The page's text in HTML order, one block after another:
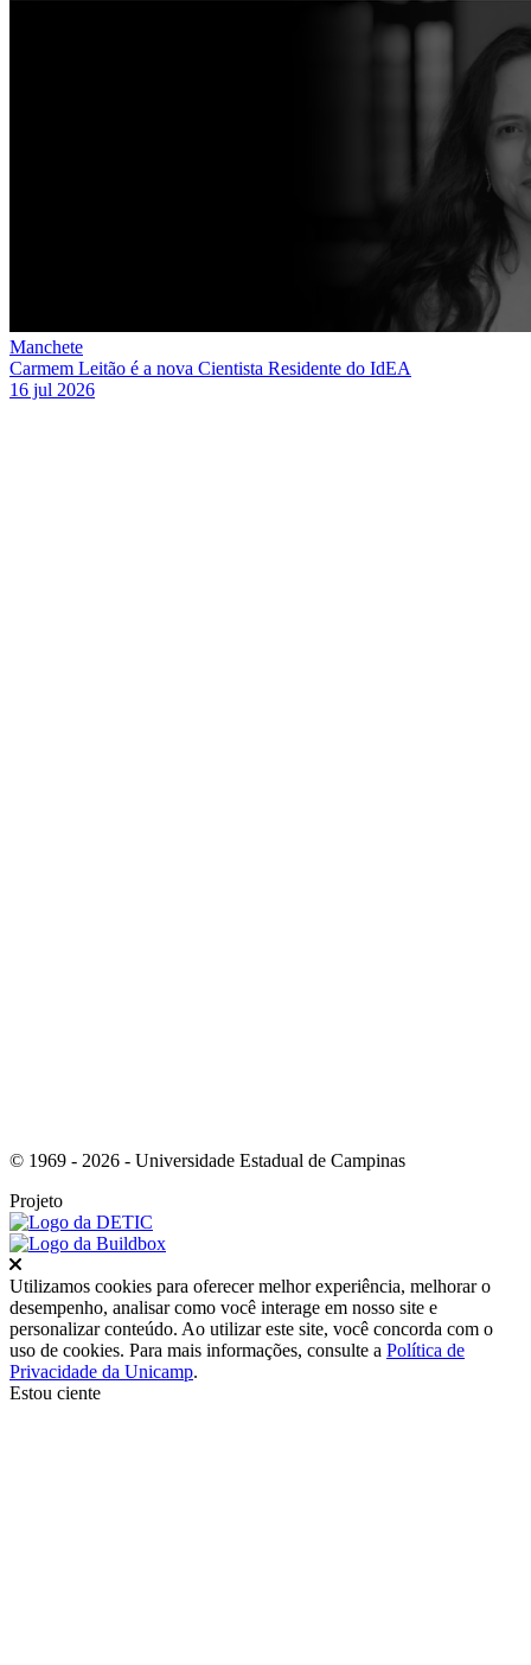
Manchete
Carmem Leitão é a nova Cientista Residente do IdEA
16 jul 2026
© 1969 - 2026 - Universidade Estadual de Campinas
Projeto
Fechar
Utilizamos cookies para oferecer melhor experiência, melhorar o
desempenho, analisar como você interage em nosso site e
personalizar conteúdo. Ao utilizar este site, você concorda com o
uso de cookies. Para mais informações, consulte a Política de
Privacidade da Unicamp.
Estou ciente